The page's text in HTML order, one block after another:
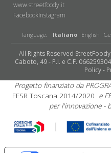
www.streetfoody.it
Facebook​Instagram
language: Italiano English
All Rights Reserved
Caboto, 49 - P.I. e C.F.
Policy-
Progetto finanziato da
FESR Toscana 2014/2020 e
per l'innovazione -